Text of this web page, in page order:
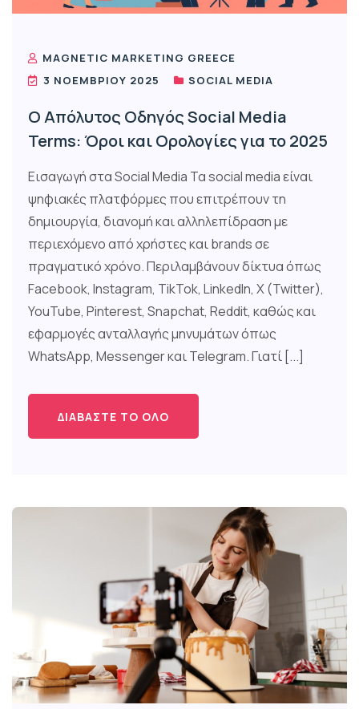
MAGNETIC MARKETING GREECE
3 ΝΟΕΜΒΡΊΟΥ 2025
SOCIAL MEDIA
Ο Απόλυτος Οδηγός Social Media
Terms: Όροι και Ορολογίες για το 2025
Εισαγωγή στα Social Media Τα social media είναι
ψηφιακές πλατφόρμες που επιτρέπουν τη
δημιουργία, διανομή και αλληλεπίδραση με
περιεχόμενο από χρήστες και brands σε
πραγματικό χρόνο. Περιλαμβάνουν δίκτυα όπως
Facebook, Instagram, TikTok, LinkedIn, X (Twitter),
YouTube, Pinterest, Snapchat, Reddit, καθώς και
εφαρμογές ανταλλαγής μηνυμάτων όπως
WhatsApp, Messenger και Telegram. Γιατί [...]
ΔΙΑΒΆΣΤΕ ΤΟ ΌΛΟ